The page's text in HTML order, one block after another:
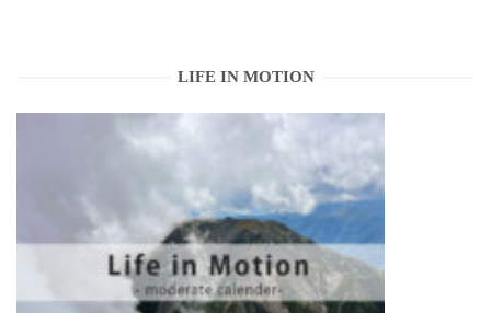
LIFE IN MOTION